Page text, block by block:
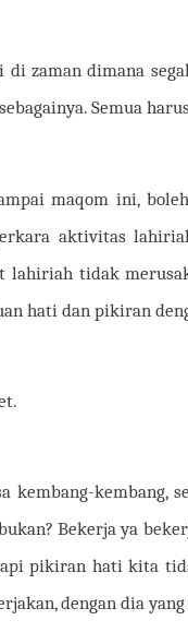
zaman dimana
Semua
maqom ini,
aktivitas
lahiriah tidak
hati dan pikiran
kembang-kembang,
Bekerja ya
pikiran hati kita
dengan dia